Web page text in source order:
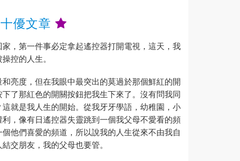
優文章
，第一件事必定拿起遙控器打開電視，這天，我
控的人生。
亮度，但在我眼中最突出的莫過於那個鮮紅的開
了那紅色的開關按鈕把我生下來了。沒有問我同
就是我人生的開始。從我牙牙學語，幼稚園，小
，像有日遙控器失靈跳到一個我父母不愛看的頻
他們喜愛的頻道，所以說我的人生從來不由我自
交朋友，我的父母也要管。